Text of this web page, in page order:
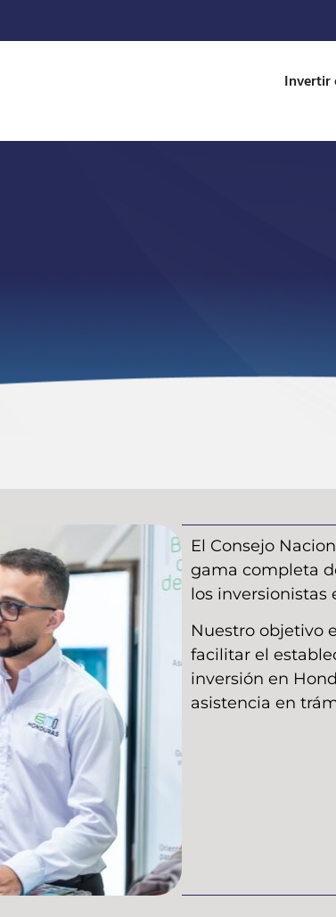
Invertir
El Consejo
gama completa
los inversionistas
Nuestro objetivo
facilitar el
inversión en
asistencia en